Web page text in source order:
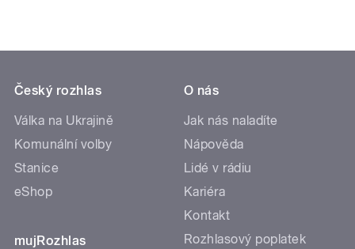
Český rozhlas
Válka na Ukrajině
Komunální volby
Stanice
eShop
mujRozhlas
O nás
Jak nás naladíte
Nápověda
Lidé v rádiu
Kariéra
Kontakt
Rozhlasový poplatek